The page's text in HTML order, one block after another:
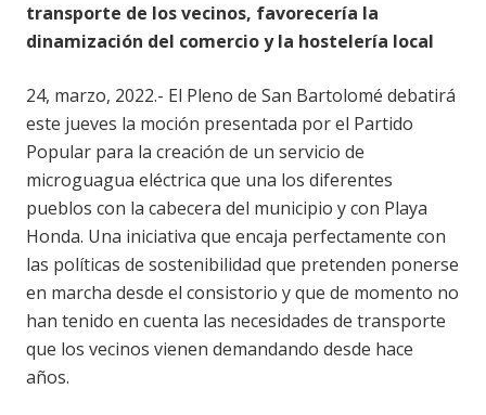
transporte de los vecinos, favorecería la
dinamización del comercio y la hostelería local
24, marzo, 2022.- El Pleno de San Bartolomé debatirá
este jueves la moción presentada por el Partido
Popular para la creación de un servicio de
microguagua eléctrica que una los diferentes
pueblos con la cabecera del municipio y con Playa
Honda. Una iniciativa que encaja perfectamente con
las políticas de sostenibilidad que pretenden ponerse
en marcha desde el consistorio y que de momento no
han tenido en cuenta las necesidades de transporte
que los vecinos vienen demandando desde hace
años.